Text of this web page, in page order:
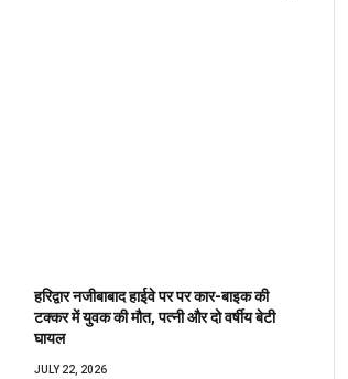
हरिद्वार नजीबाबाद हाईवे पर पर कार-बाइक की
टक्कर में युवक की मौत, पत्नी और दो वर्षीय बेटी
घायल
JULY 22, 2026